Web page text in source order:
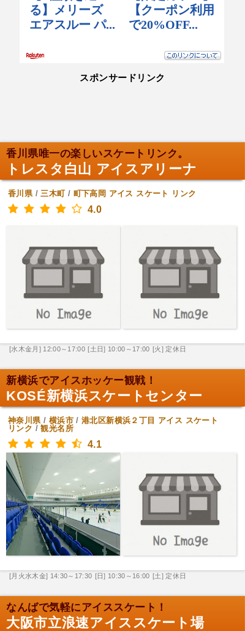
スポンサードリンク
香川県唯一の楽しいスケートリンク。
トレスタ白山 アイスアリーナ
香川県/三木町/ 町下高岡 アイス スケート リンク
4.0
[水木金月] 12:00～17:00 [土日] 10:00～17:00 [火] 定休日
新横浜でアイスホッケー観戦！
KOSÉ新横浜スケートセンター
神奈川県/ 横浜市/港北区新横浜２丁目 アイス スケート
リンク /観光名所
4.1
[月火水木金] 14:30～17:30 [日] 10:30～16:00 [土] 定休日
なんばで気軽にアイススケート！
大阪市立浪速アイススケート場